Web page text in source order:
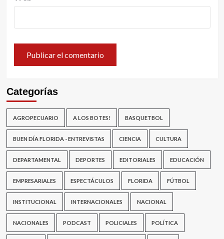
Categorías
AGROPECUARIO A LOS BOTES! BASQUETBOL
BUEN DÍA FLORIDA - ENTREVISTAS CIENCIA CULTURA
DEPARTAMENTAL DEPORTES EDITORIALES EDUCACIÓN
EMPRESARIALES ESPECTÁCULOS FLORIDA FÚTBOL
INSTITUCIONAL INTERNACIONALES NACIONAL
NACIONALES PODCAST POLICIALES POLÍTICA